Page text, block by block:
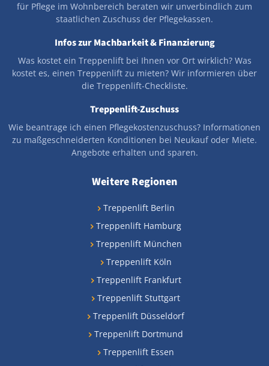
für Pflege im Wohnbereich beraten wir unverbindlich zum
staatlichen Zuschuss der Pflegekassen.
Infos zur Machbarkeit & Finanzierung
Was kostet ein Treppenlift bei Ihnen vor Ort wirklich? Was
kostet es, einen Treppenlift zu mieten? Wir informieren über
die Treppenlift-Checkliste.
Treppenlift-Zuschuss
Wie beantrage ich einen Pflegekostenzuschuss? Informationen
zu maßgeschneiderten Konditionen bei Neukauf oder Miete.
Angebote erhalten und sparen.
Weitere Regionen
Treppenlift Berlin
Treppenlift Hamburg
Treppenlift München
Treppenlift Köln
Treppenlift Frankfurt
Treppenlift Stuttgart
Treppenlift Düsseldorf
Treppenlift Dortmund
Treppenlift Essen